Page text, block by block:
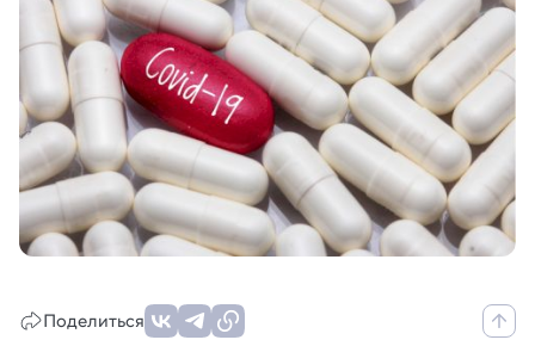
Поделиться